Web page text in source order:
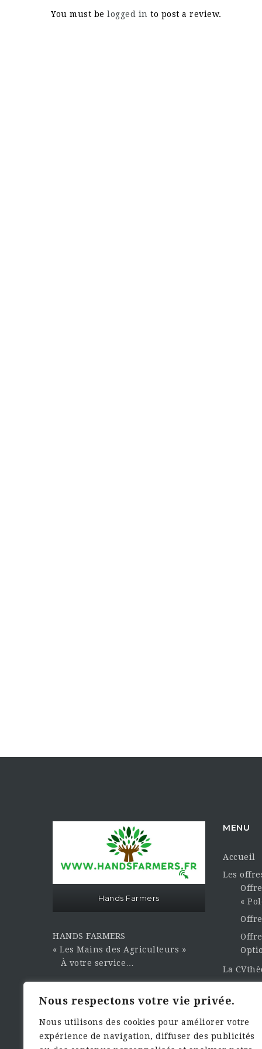
Nous respectons votre vie privée.
Nous utilisons des cookies pour améliorer votre
expérience de navigation, diffuser des publicités
You must be logged in to post a review.
Hands Farmers
HANDS FARMERS
« Les Mains des Agriculteurs »
À votre service…
sociale de 3000,00€
Siret : 949.461.933.00010 Numéro
MENU
Accueil
Les
«
La
Publier
Contact